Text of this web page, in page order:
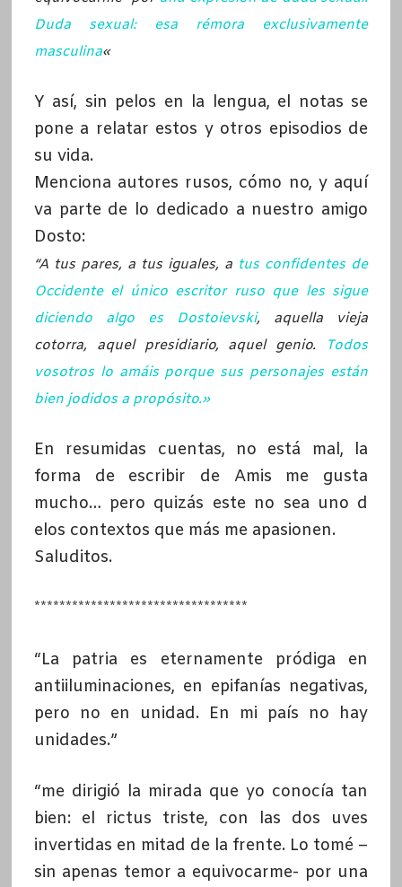
Duda sexual: esa rémora exclusivamente
masculina«
Y así, sin pelos en la lengua, el notas se
pone a relatar estos y otros episodios de
su vida.
Menciona autores rusos, cómo no, y aquí
va parte de lo dedicado a nuestro amigo
Dosto:
“A tus pares, a tus iguales, a tus confidentes de
Occidente el único escritor ruso que les sigue
diciendo algo es Dostoievski, aquella vieja
cotorra, aquel presidiario, aquel genio.
Todos
vosotros lo amáis porque sus personajes están
bien jodidos a propósito.»
En resumidas cuentas, no está mal, la
forma de escribir de Amis me gusta
mucho… pero quizás este no sea uno d
elos contextos que más me apasionen.
Saluditos.
**********************************
“La patria es eternamente pródiga en
antiiluminaciones, en epifanías negativas,
pero no en unidad. En mi país no hay
unidades.”
“me dirigió la mirada que yo conocía tan
bien: el rictus triste, con las dos uves
invertidas en mitad de la frente. Lo tomé –
sin apenas temor a equivocarme- por una